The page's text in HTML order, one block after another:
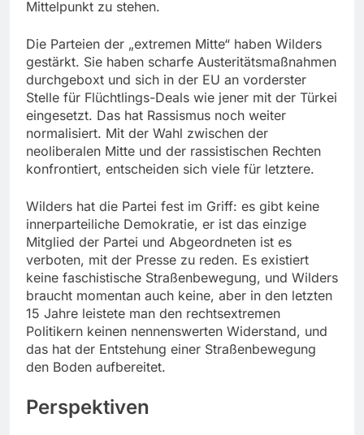
Mittelpunkt zu stehen.
Die Parteien der „extremen Mitte“ haben Wilders
gestärkt. Sie haben scharfe Austeritätsmaßnahmen
durchgeboxt und sich in der EU an vorderster
Stelle für Flüchtlings-Deals wie jener mit der Türkei
eingesetzt. Das hat Rassismus noch weiter
normalisiert. Mit der Wahl zwischen der
neoliberalen Mitte und der rassistischen Rechten
konfrontiert, entscheiden sich viele für letztere.
Wilders hat die Partei fest im Griff: es gibt keine
innerparteiliche Demokratie, er ist das einzige
Mitglied der Partei und Abgeordneten ist es
verboten, mit der Presse zu reden. Es existiert
keine faschistische Straßenbewegung, und Wilders
braucht momentan auch keine, aber in den letzten
15 Jahre leistete man den rechtsextremen
Politikern keinen nennenswerten Widerstand, und
das hat der Entstehung einer Straßenbewegung
den Boden aufbereitet.
Perspektiven